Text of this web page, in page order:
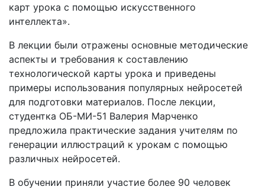
карт урока с помощью искусственного
интеллекта».
В лекции были отражены основные методические
аспекты и требования к составлению
технологической карты урока и приведены
примеры использования популярных нейросетей
для подготовки материалов. После лекции,
студентка ОБ-МИ-51 Валерия Марченко
предложила практические задания учителям по
генерации иллюстраций к урокам с помощью
различных нейросетей.
В обучении приняли участие более 90 человек